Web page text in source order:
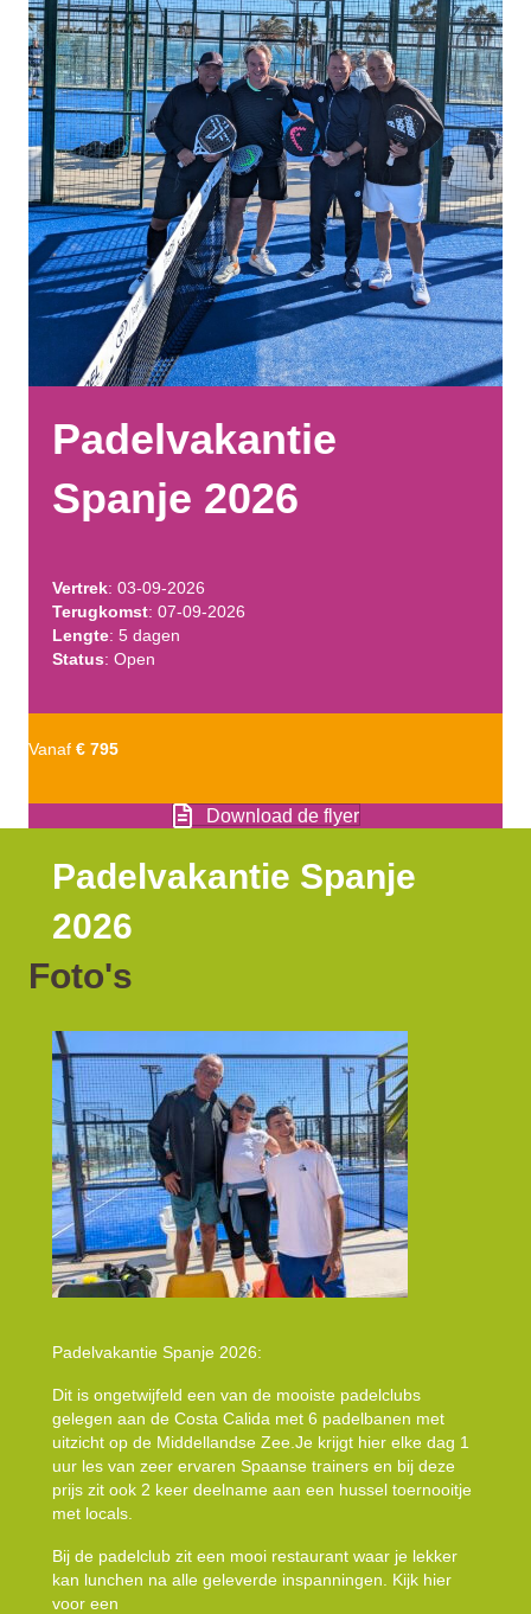
Padelvakantie
Spanje 2026
Vertrek: 03-09-2026
Terugkomst: 07-09-2026
Lengte: 5 dagen
Status: Open
Vanaf € 795
Download de flyer
Padelvakantie Spanje
2026
Foto's
Padelvakantie Spanje 2026:
Dit is ongetwijfeld een van de mooiste padelclubs
gelegen aan de Costa Calida met 6 padelbanen met
uitzicht op de Middellandse Zee.Je krijgt hier elke dag 1
uur les van zeer ervaren Spaanse trainers en bij deze
prijs zit ook 2 keer deelname aan een hussel toernooitje
met locals.
Bij de padelclub zit een mooi restaurant waar je lekker
kan lunchen na alle geleverde inspanningen. Kijk hier
voor een